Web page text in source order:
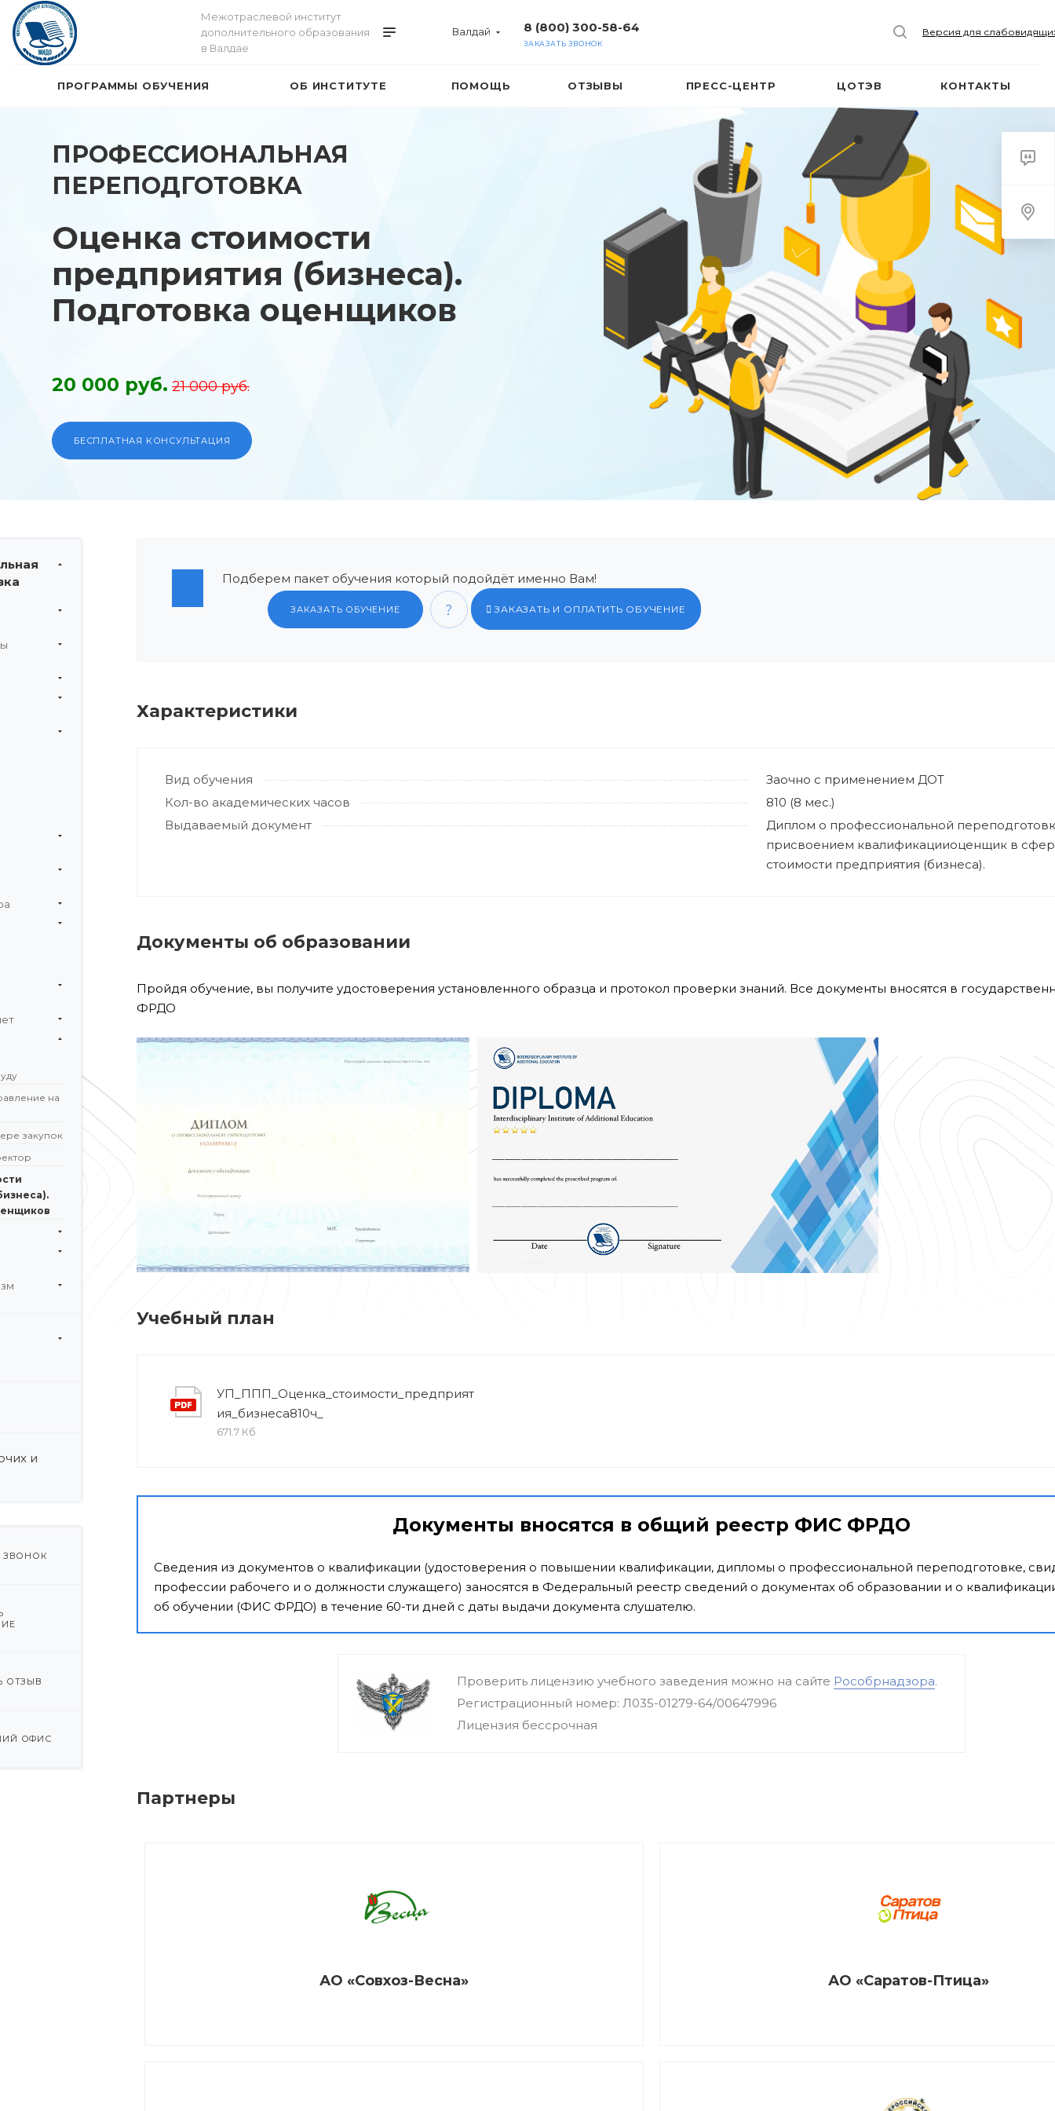
Межотраслевой институт
дополнительного образования
в Валдае
Валдай 8 (800) 300-58-64
ЗАКАЗАТЬ ЗВОНОК
Версия для
ПРОГРАММЫ ОБУЧЕНИЯ ОБ ИНСТИТУТЕ ПОМОЩЬ ОТЗЫВЫ ПРЕСС-ЦЕНТР ЦОТЭВ КОНТАКТЫ
ПРОФЕССИОНАЛЬНАЯ
ПЕРЕПОДГОТОВКА
Оценка стоимости
предприятия (бизнеса).
Подготовка оценщиков
20 000 руб. 21 000 руб.
БЕСПЛАТНАЯ КОНСУЛЬТАЦИЯ
на
закупок
и
ЗВОНОК
ОТЗЫВ
ОФИС
Подберем пакет обучения который подойдёт именно Вам!
ЗАКАЗАТЬ ОБУЧЕНИЕ ЗАКАЗАТЬ И ОПЛАТИТЬ ОБУЧЕНИЕ
Характеристики
Вид обучения
Заочно с применением ДОТ
Кол-во академических часов
810 (8 мес.)
Выдаваемый документ
Диплом о профессиональной
присвоением квалификацииоценщик в
стоимости предприятия (бизнеса).
Документы об образовании
Пройдя обучение, вы получите удостоверения установленного образца и протокол проверки знаний. Все документы вносятся в
ФРДО
Учебный план
УП_ППП_Оценка_стоимости_предприят
ия_бизнеса810ч_
671.7 Кб
Документы вносятся в общий реестр ФИС ФРДО
Сведения из документов о квалификации (удостоверения о повышении квалификации, дипломы о профессиональной переподготовке,
профессии рабочего и о должности служащего) заносятся в Федеральный реестр сведений о документах об образовании и о
об обучении (ФИС ФРДО) в течение 60-ти дней с даты выдачи документа слушателю.
Проверить лицензию учебного заведения можно на сайте Рособрнадзора.
Регистрационный номер: Л035-01279-64/00647996
Лицензия бессрочная
Партнеры
АО «Совхоз-Весна» АО «Саратов-Птица»